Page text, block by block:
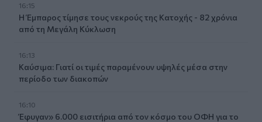
16:15
Η Έμπαρος τίμησε τους νεκρούς της Κατοχής - 82 χρόνια
από τη Μεγάλη Κύκλωση
16:13
Καύσιμα: Γιατί οι τιμές παραμένουν υψηλές μέσα στην
περίοδο των διακοπών
16:10
Έφυγαν» 6.000 εισιτήρια από τον κόσμο του ΟΦΗ για το